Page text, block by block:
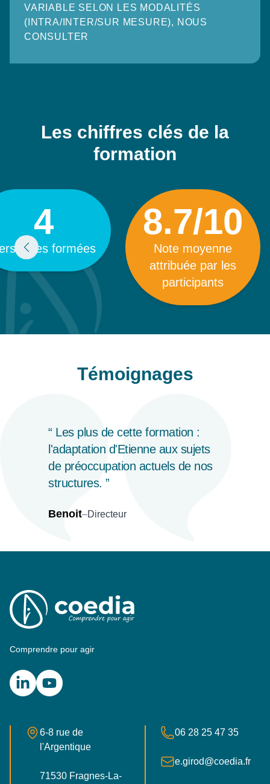
VARIABLE SELON LES MODALITÉS
(INTRA/INTER/SUR MESURE), NOUS
CONSULTER
Les chiffres clés de la
formation
formées
4
Note moyenne
attribuée par les
participants
8.7/10
Témoignages
Les plus de cette formation :
l'adaptation d'Etienne aux sujets
de préoccupation actuels de nos
structures.
Benoit–Directeur
Comprendre pour agir
LinkedInYouTube
Adresse postale
6-8 rue de
l'Argentique
71530 Fragnes-La-
Numéro de téléphone
06 28 25 47 35
E-maile.girod@coedia.fr